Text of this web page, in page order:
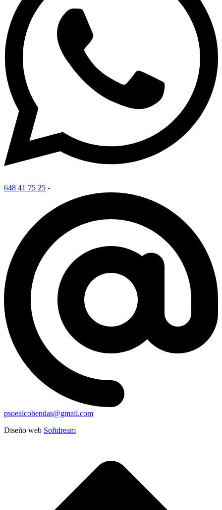
648 41 75 25 -
psoealcobendas@gmail.com
Diseño web Softdream